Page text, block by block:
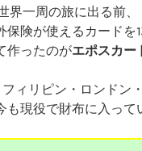
”
界一周の旅に出る前
保険が使えるカードを
作ったのがエポスカー
ィリピン・ロンドン
も現役で財布に入って